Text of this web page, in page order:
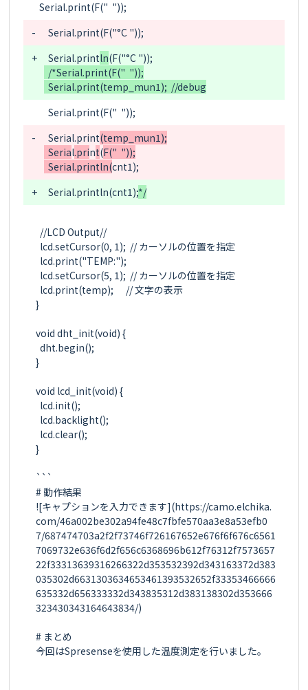
-
  Serial.print
+
  Serial.print
ln
-
  Serial.print
(temp_mun1);
  Seria
l.print(F("  "));
  Serial.println(
cnt1);
+
  Serial.print
ln(cnt1);*/
}
void dht_init(void) {
  dht.begin();
}
void lcd_init(void) {
}
```
# 動作結果
![キャプションを入力できます](https://camo.elchika.
com/46a002be302a94fe48c7fbfe570aa3e8a53efb0
7/687474703a2f2f73746f726167652e676f6f676c6561
7069732e636f6d2f656c6368696b612f76312f7573657
22f33313639316266322d353532392d343163372d383
035302d6631303634653461393532652f33353466666
635332d656333332d343835312d383138302d353666
323430343164643834/)
# まとめ
今回はSpresenseを使用した温度測定を行いました。